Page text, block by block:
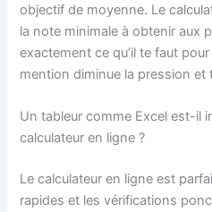
objectif de moyenne. Le
la note minimale à obtenir aux
exactement ce qu’il te faut
mention diminue la pression et
Un tableur comme Excel est-il
calculateur en ligne ?
Le calculateur en ligne est
rapides et les vérifications